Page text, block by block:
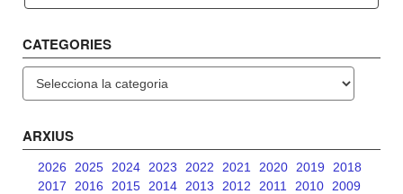
CATEGORIES
ARXIUS
2026 2025 2024 2023 2022 2021 2020 2019
2018
2017
2016 2015 2014 2013 2012 2011 2010
2009